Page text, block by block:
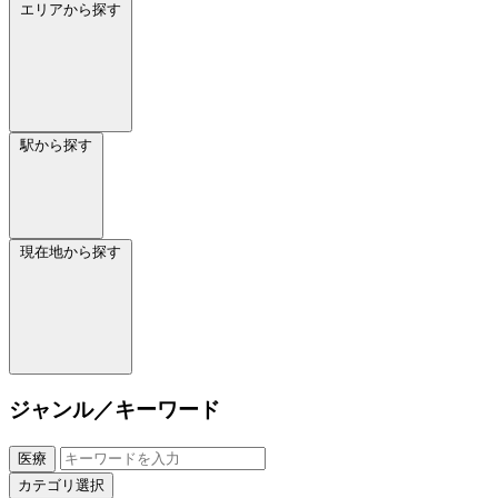
エリアから探す
駅から探す
現在地から探す
ジャンル／キーワード
医療
カテゴリ選択